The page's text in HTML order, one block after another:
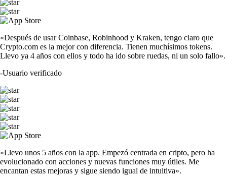
«Después de usar Coinbase, Robinhood y Kraken, tengo claro que
Crypto.com es la mejor con diferencia. Tienen muchísimos tokens.
Llevo ya 4 años con ellos y todo ha ido sobre ruedas, ni un solo fallo».
-Usuario verificado
«Llevo unos 5 años con la app. Empezó centrada en cripto, pero ha
evolucionado con acciones y nuevas funciones muy útiles. Me
encantan estas mejoras y sigue siendo igual de intuitiva».